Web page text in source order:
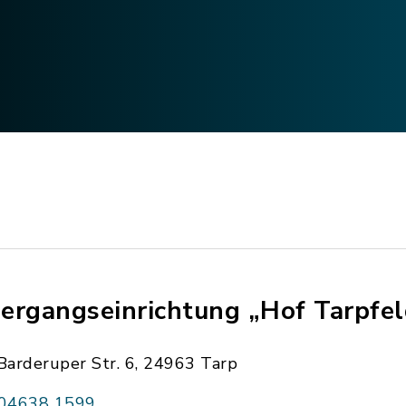
„Hof
Str. 6, 24963 Tarp